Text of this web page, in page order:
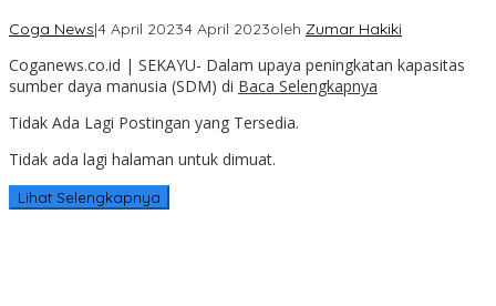
Coga News|4 April 20234 April 2023oleh Zumar Hakiki
Coganews.co.id | SEKAYU- Dalam upaya peningkatan kapasitas
sumber daya manusia (SDM) di Baca Selengkapnya
Tidak Ada Lagi Postingan yang Tersedia.
Tidak ada lagi halaman untuk dimuat.
Lihat Selengkapnya